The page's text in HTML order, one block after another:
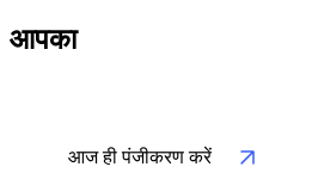
आपका
आज ही पंजीकरण करें